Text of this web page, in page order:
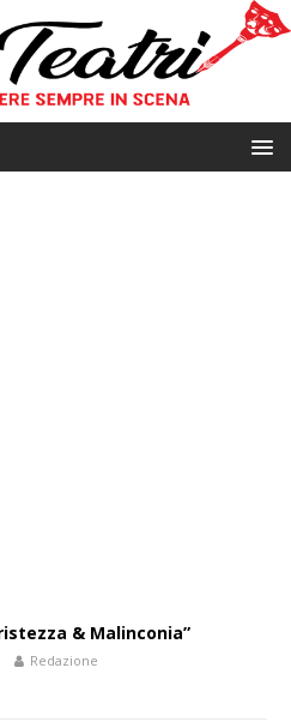
& Malinconia”
Redazione